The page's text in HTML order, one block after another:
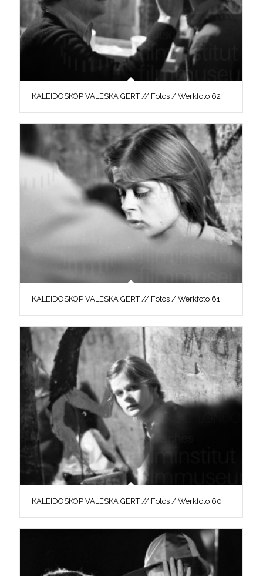
KALEIDOSKOP VALESKA GERT // Fotos / Werkfoto 62
KALEIDOSKOP VALESKA GERT // Fotos / Werkfoto 61
KALEIDOSKOP VALESKA GERT // Fotos / Werkfoto 60